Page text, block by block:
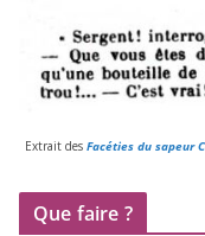
Extrait desFacéties du sapeur
Que faire ?